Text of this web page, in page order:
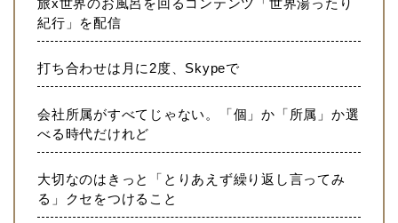
紀行」を配信
打ち合わせは月に2度、Skypeで
会社所属がすべてじゃない。「個」か「所属」か選
べる時代だけれど
大切なのはきっと「とりあえず繰り返し言ってみ
る」クセをつけること